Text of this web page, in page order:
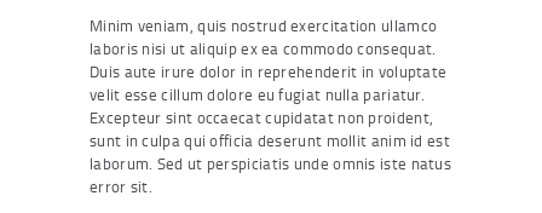
Minim veniam, quis nostrud exercitation ullamco
laboris nisi ut aliquip ex ea commodo consequat.
Duis aute irure dolor in reprehenderit in voluptate
velit esse cillum dolore eu fugiat nulla pariatur.
Excepteur sint occaecat cupidatat non proident,
sunt in culpa qui officia deserunt mollit anim id est
laborum. Sed ut perspiciatis unde omnis iste natus
error sit.